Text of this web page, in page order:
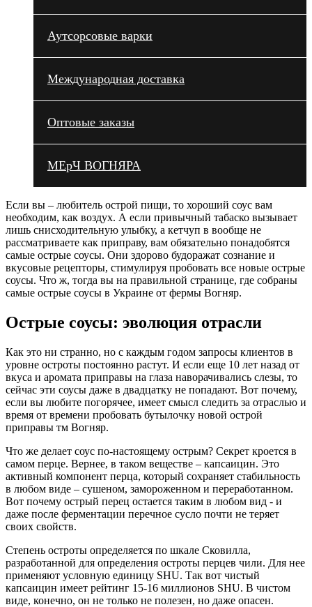
Аутсорсовые варки
Международная доставка
Оптовые заказы
МЕрЧ ВОГНЯРА
Если вы – любитель острой пищи, то хороший соус вам
необходим, как воздух. А если привычный табаско вызывает
лишь снисходительную улыбку, а кетчуп в вообще не
рассматриваете как приправу, вам обязательно понадобятся
самые острые соусы. Они здорово будоражат сознание и
вкусовые рецепторы, стимулируя пробовать все новые острые
соусы. Что ж, тогда вы на правильной странице, где собраны
самые острые соусы в Украине от фермы Вогняр.
Острые соусы: эволюция отрасли
Как это ни странно, но с каждым годом запросы клиентов в
уровне остроты постоянно растут. И если еще 10 лет назад от
вкуса и аромата приправы на глаза наворачивались слезы, то
сейчас эти соусы даже в двадцатку не попадают. Вот почему,
если вы любите погорячее, имеет смысл следить за отраслью и
время от времени пробовать бутылочку новой острой
приправы тм Вогняр.
Что же делает соус по-настоящему острым? Секрет кроется в
самом перце. Вернее, в таком веществе – капсаицин. Это
активный компонент перца, который сохраняет стабильность
в любом виде – сушеном, замороженном и переработанном.
Вот почему острый перец остается таким в любом вид - и
даже после ферментации перечное сусло почти не теряет
своих свойств.
Степень остроты определяется по шкале Сковилла,
разработанной для определения остроты перцев чили. Для нее
применяют условную единицу SHU. Так вот чистый
капсаицин имеет рейтинг 15-16 миллионов SHU. В чистом
виде, конечно, он не только не полезен, но даже опасен.